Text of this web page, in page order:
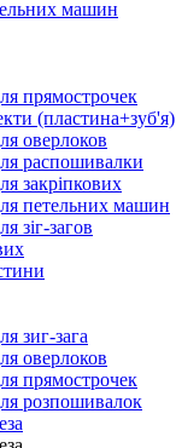
машин
прямострочек
(пластина+зуб'я)
оверлоков
распошивалки
закріпкових
петельних машин
зіг-загов
зиг-зага
оверлоков
прямострочек
розпошивалок